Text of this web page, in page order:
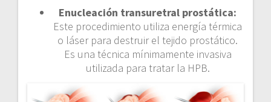
Enucleación transuretral prostática:
Este procedimiento utiliza energía térmica
o láser para destruir el tejido prostático.
Es una técnica mínimamente invasiva
utilizada para tratar la HPB.